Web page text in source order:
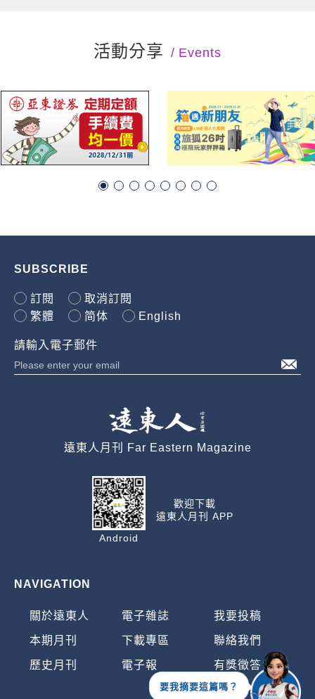
活動分享 Events
SUBSCRIBE
訂閱
取消訂閱
繁體
简体 English
請輸入電子郵件
遠東人月刊 Far Eastern Magazine
Android
歡迎下載
遠東人月刊 APP
NAVIGATION
關於遠東人 電子雜誌 我要投稿
本期月刊 下載專區 聯絡我們
歷史月刊 電子報 有獎徵答
要我摘要這篇嗎？